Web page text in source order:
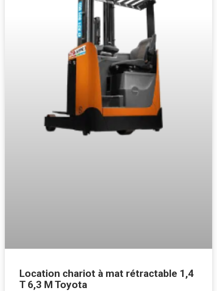
Location chariot à mat rétractable 1,4
T 6,3 M Toyota